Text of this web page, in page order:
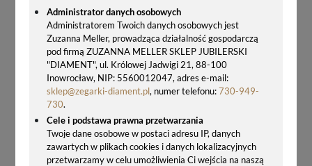
Administrator danych osobowych
Administratorem Twoich danych osobowych jest
Zuzanna Meller, prowadząca działalność gospodarczą
pod firmą ZUZANNA MELLER SKLEP JUBILERSKI
"DIAMENT", ul. Królowej Jadwigi 21, 88-100
Inowrocław, NIP: 5560012047, adres e-mail:
sklep@zegarki-diament.pl, numer telefonu:730-949-
730.
Cele i podstawa prawna przetwarzania
Twoje dane osobowe w postaci adresu IP, danych
zawartych w plikach cookies i danych lokalizacyjnych
przetwarzamy w celu umożliwienia Ci wejścia na naszą
225,00 zł